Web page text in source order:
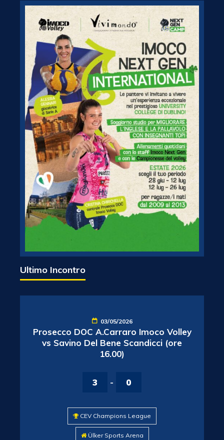
Ultimo Incontro
03/05/2026
Prosecco DOC A.Carraro Imoco Volley
vs Savino Del Bene Scandicci (ore
16.00)
3 - 0
CEV Champions League
Ülker Sports Arena